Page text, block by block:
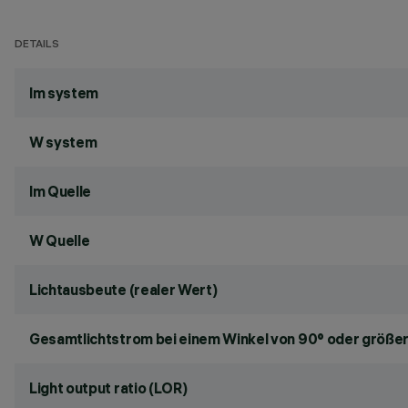
DETAILS
lm system
W system
lm Quelle
W Quelle
Lichtausbeute (realer Wert)
Gesamtlichtstrom bei einem Winkel von 90° oder
Light output ratio (LOR)